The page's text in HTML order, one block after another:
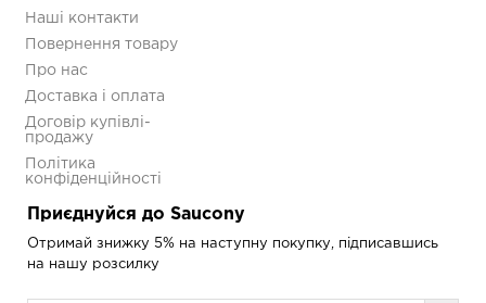
5 593 грн
Наші контакти
Повернення товару
Про нас
Доставка і оплата
Договір купівлі-
продажу
Політика
конфіденційності
Приєднуйся до Saucony
Отримай знижку 5% на наступну покупку, підписавшись
на нашу розсилку